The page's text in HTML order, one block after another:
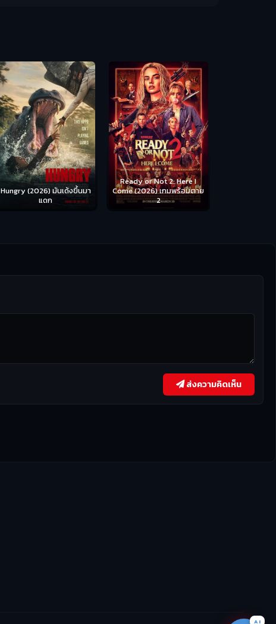
Hungry (2026) มันเด้งขึ้นมา
แดก
Ready or Not 2: Here I
Come (2026) เกมพร้อมตาย
2
ส่งความคิดเห็น
AI